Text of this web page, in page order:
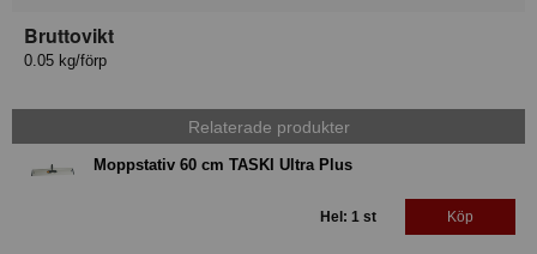
Bruttovikt
0.05 kg/förp
Relaterade produkter
Moppstativ 60 cm TASKI Ultra Plus
Hel: 1 st Köp